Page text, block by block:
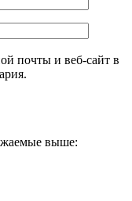
почты и веб-сайт в
выше: